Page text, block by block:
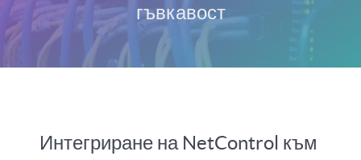
гъвкавост
Интегриране на NetControl към